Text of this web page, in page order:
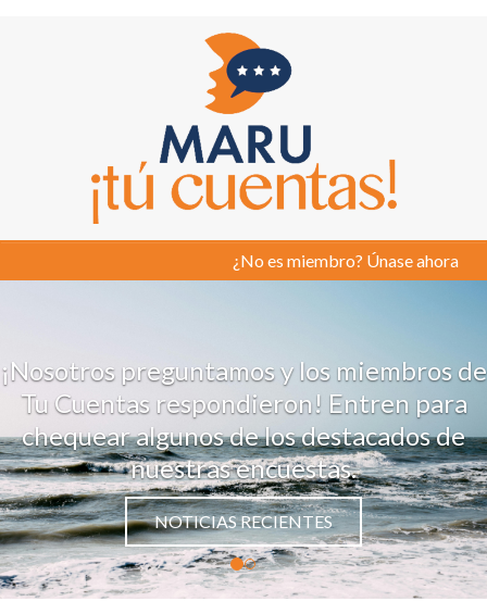
¿No es miembro? Únase ahora
¡Nosotros preguntamos y los miembros de
Tu Cuentas respondieron! Entren para
chequear algunos de los destacados de
nuestras encuestas.
NOTICIAS RECIENTES